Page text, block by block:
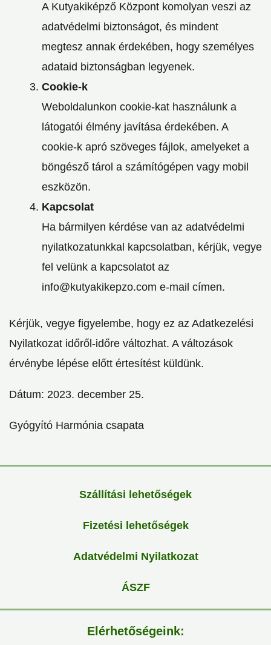
A Kutyakiképző Központ komolyan veszi az
adatvédelmi biztonságot, és mindent
megtesz annak érdekében, hogy személyes
adataid biztonságban legyenek.
Cookie-k
Weboldalunkon cookie-kat használunk a
látogatói élmény javítása érdekében. A
cookie-k apró szöveges fájlok, amelyeket a
böngésző tárol a számítógépen vagy mobil
eszközön.
Kapcsolat
Ha bármilyen kérdése van az adatvédelmi
nyilatkozatunkkal kapcsolatban, kérjük, vegye
fel velünk a kapcsolatot az
info@kutyakikepzo.com e-mail címen.
Kérjük, vegye figyelembe, hogy ez az Adatkezelési
Nyilatkozat időről-időre változhat. A változások
érvénybe lépése előtt értesítést küldünk.
Dátum: 2023. december 25.
Gyógyító Harmónia csapata
Szállítási lehetőségek
Fizetési lehetőségek
Adatvédelmi Nyilatkozat
ÁSZF
Elérhetőségeink: